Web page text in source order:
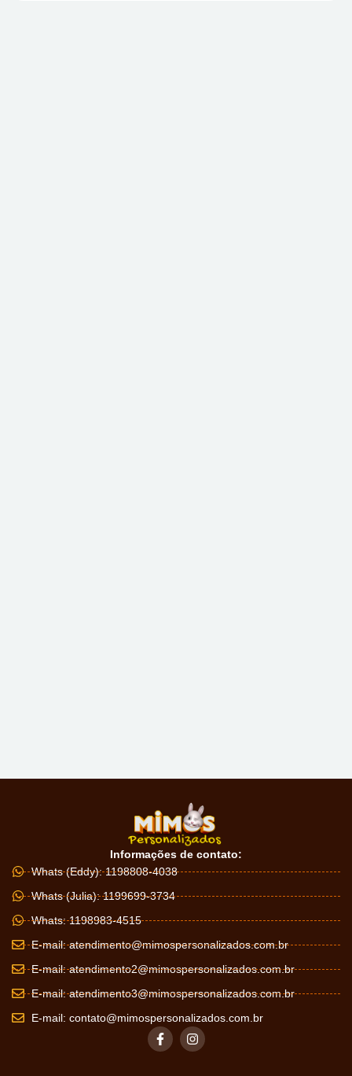
Informações de contato:
Whats (Eddy): 1198808-4038
Whats (Julia): 1199699-3734
Whats: 1198983-4515
E-mail:atendimento@mimospersonalizados.com.br
E-mail:atendimento2@mimospersonalizados.com.br
E-mail:atendimento3@mimospersonalizados.com.br
E-mail: contato@mimospersonalizados.com.br